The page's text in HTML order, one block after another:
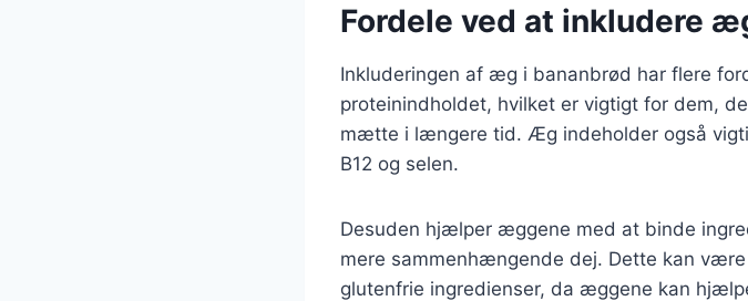
Fordele ved at inkludere
Inkluderingen af æg i bananbrød har flere
proteinindholdet, hvilket er vigtigt for dem,
mætte i længere tid. Æg indeholder også
B12 og selen.
Desuden hjælper æggene med at binde
mere sammenhængende dej. Dette kan
glutenfrie ingredienser, da æggene kan